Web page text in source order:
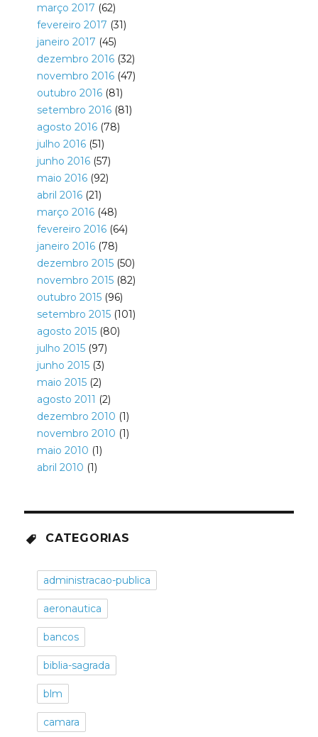
março 2017 (62)
fevereiro 2017 (31)
janeiro 2017 (45)
dezembro 2016(32)
novembro 2016(47)
outubro 2016(81)
setembro 2016(81)
agosto 2016(78)
julho 2016(51)
junho 2016(57)
maio 2016(92)
abril 2016(21)
março 2016(48)
fevereiro 2016(64)
janeiro 2016(78)
dezembro 2015(50)
novembro 2015(82)
outubro 2015(96)
setembro 2015(101)
agosto 2015(80)
julho 2015(97)
junho 2015(3)
maio 2015(2)
agosto 2011 (2)
dezembro 2010 (1)
novembro 2010 (1)
maio 2010 (1)
abril 2010 (1)
CATEGORIAS
administracao-publica
aeronautica
bancos
biblia-sagrada
blm
camara